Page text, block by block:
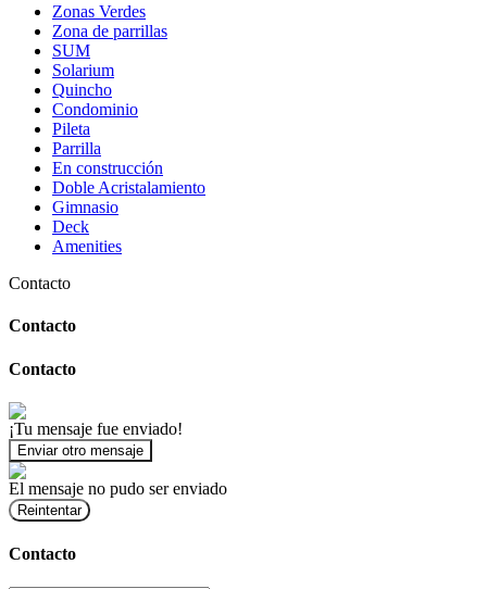
Zonas Verdes
Zona de parrillas
SUM
Solarium
Quincho
Condominio
Pileta
Parrilla
En construcción
Doble Acristalamiento
Gimnasio
Deck
Amenities
Contacto
Contacto
Contacto
¡Tu mensaje fue enviado!
Enviar otro mensaje
El mensaje no pudo ser enviado
Reintentar
Contacto